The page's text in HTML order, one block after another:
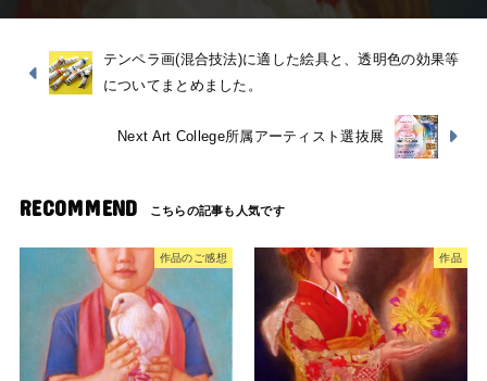
テンペラ画(混合技法)に適した絵具と、透明色の効果等
についてまとめました。
Next Art College所属アーティスト選抜展
RECOMMEND
作品のご感想 作品